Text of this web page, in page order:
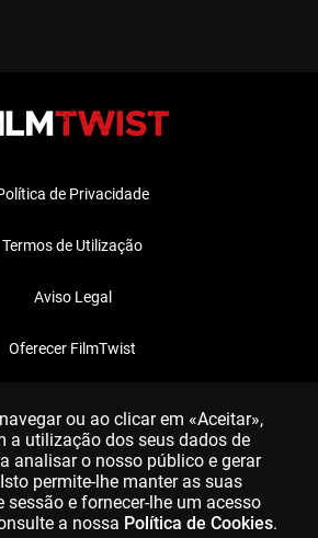
de Privacidade
Termos de Utilização
Aviso Legal
Oferecer FilmTwist
ou ao clicar em «Aceitar»,
a utilização dos seus dados de
analisar o nosso público e gerar
permite-lhe manter as suas
sessão e fornecer-lhe um acesso
a nossa Política de Cookies.